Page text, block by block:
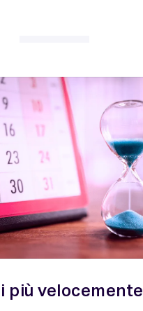
più velocemente